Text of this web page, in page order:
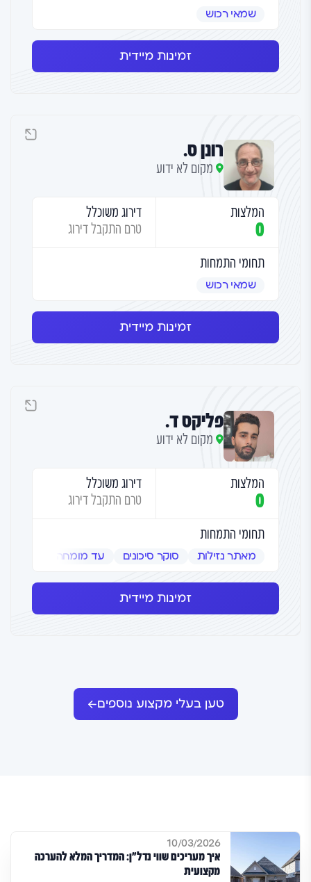
שמאי רכוש
זמינות מיידית
רונן ס.
מקום לא ידוע
המלצות
0
דירוג משוכלל
טרם התקבל דירוג
תחומי התמחות
שמאי רכוש
זמינות מיידית
פליקס ד.
מקום לא ידוע
המלצות
0
דירוג משוכלל
טרם התקבל דירוג
תחומי התמחות
מאתר נזילות סוקר סיכונים עד מומחה
זמינות מיידית
טען בעלי מקצוע נוספים
10/03/2026
איך מעריכים שווי נדל"ן: המדריך המלא להערכה
מקצועית